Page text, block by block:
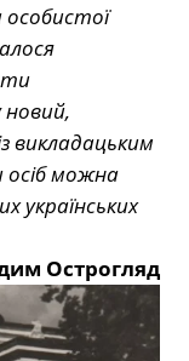
особистої
новий,
викладацьким
осіб можна
українських
Острогляд